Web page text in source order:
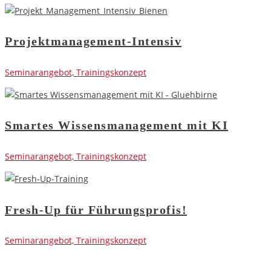
Projektmanagement-Intensiv
Seminarangebot, Trainingskonzept
Smartes Wissensmanagement mit KI
Seminarangebot, Trainingskonzept
Fresh-Up für Führungsprofis!
Seminarangebot, Trainingskonzept